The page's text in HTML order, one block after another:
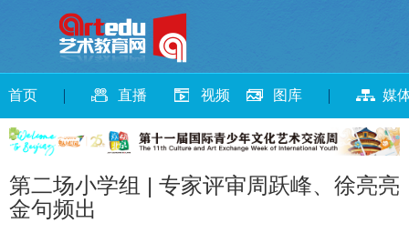
首页 直播 视频 图库 媒
第二场小学组 | 专家评审周跃峰、徐亮亮
金句频出